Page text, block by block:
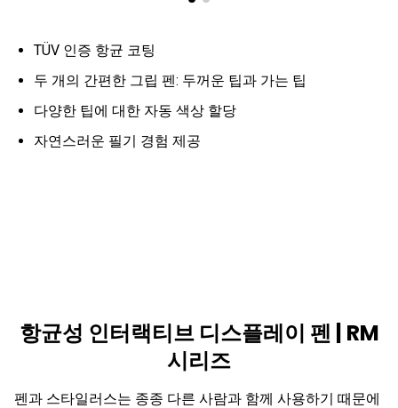
TÜV 인증 항균 코팅
두 개의 간편한 그립 펜: 두꺼운 팁과 가는 팁
다양한 팁에 대한 자동 색상 할당
자연스러운 필기 경험 제공
항균성 인터랙티브 디스플레이 펜 | RM
시리즈
펜과 스타일러스는 종종 다른 사람과 함께 사용하기 때문에